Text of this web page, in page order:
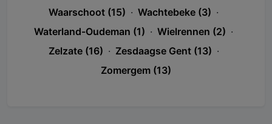
Waarschoot (15) · Wachtebeke (3) ·
Waterland-Oudeman (1) · Wielrennen (2) ·
Zelzate (16) · Zesdaagse Gent (13) ·
Zomergem (13)